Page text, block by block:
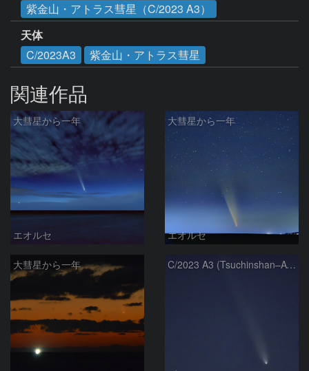
紫金山・アトラス彗星（C/2023 A3）
天体
C/2023A3
紫金山・アトラス彗星
関連作品
大彗星から一年
エオルセ
大彗星から一年
エオルセ
大彗星から一年 C/2023 A3 (Tsuchinshan–ATLAS)